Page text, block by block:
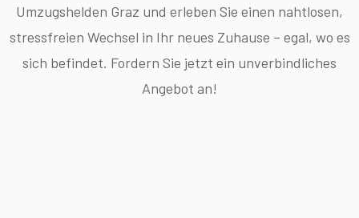
Umzugshelden Graz und erleben Sie einen nahtlosen,
stressfreien Wechsel in Ihr neues Zuhause – egal, wo es
sich befindet. Fordern Sie jetzt ein unverbindliches
Angebot an!